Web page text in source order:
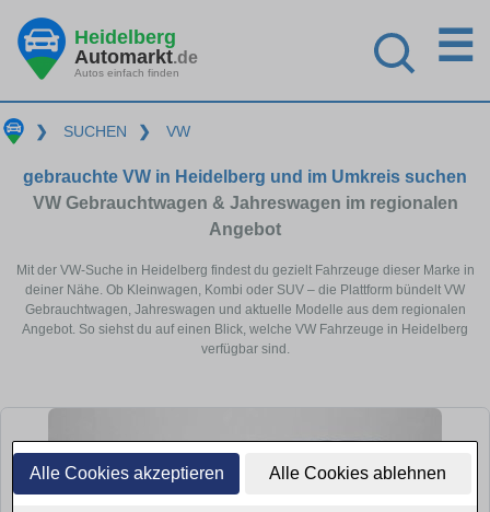
Alle Cookies akzeptieren Alle Cookies ablehnen
Heidelberg
Automarkt.de
Autos einfach finden
☰
❯ SUCHEN ❯ VW
gebrauchte VW in Heidelberg und im Umkreis suchen
VW Gebrauchtwagen & Jahreswagen im regionalen
Angebot
Mit der VW-Suche in Heidelberg findest du gezielt Fahrzeuge dieser Marke in
deiner Nähe. Ob Kleinwagen, Kombi oder SUV – die Plattform bündelt VW
Gebrauchtwagen, Jahreswagen und aktuelle Modelle aus dem regionalen
Angebot. So siehst du auf einen Blick, welche VW Fahrzeuge in Heidelberg
verfügbar sind.